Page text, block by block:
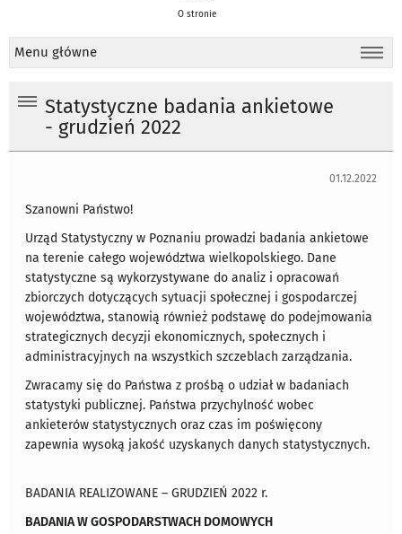
O stronie
Menu główne
Statystyczne badania ankietowe
- grudzień 2022
01.12.2022
Szanowni Państwo!
Urząd Statystyczny w Poznaniu prowadzi badania ankietowe
na terenie całego województwa wielkopolskiego. Dane
statystyczne są wykorzystywane do analiz i opracowań
zbiorczych dotyczących sytuacji społecznej i gospodarczej
województwa, stanowią również podstawę do podejmowania
strategicznych decyzji ekonomicznych, społecznych i
administracyjnych na wszystkich szczeblach zarządzania.
Zwracamy się do Państwa z prośbą o udział w badaniach
statystyki publicznej. Państwa przychylność wobec
ankieterów statystycznych oraz czas im poświęcony
zapewnia wysoką jakość uzyskanych danych statystycznych.
BADANIA REALIZOWANE – GRUDZIEŃ 2022 r.
BADANIA W GOSPODARSTWACH DOMOWYCH